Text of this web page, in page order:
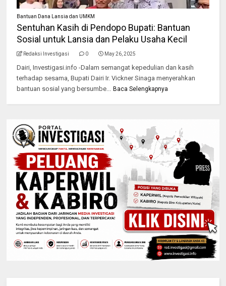
Bantuan Dana Lansia dan UMKM
Sentuhan Kasih di Pendopo Bupati: Bantuan
Sosial untuk Lansia dan Pelaku Usaha Kecil
Redaksi Investigasi 0 May 26, 2025
Dairi, Investigasi.info -Dalam semangat kepedulian dan kasih
terhadap sesama, Bupati Dairi Ir. Vickner Sinaga menyerahkan
bantuan sosial yang bersumbe...
Baca Selengkapnya